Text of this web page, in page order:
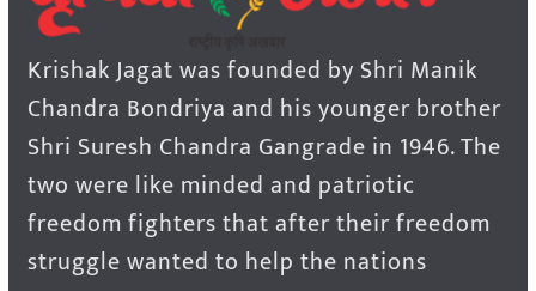
Krishak Jagat was founded by Shri Manik
Chandra Bondriya and his younger brother
Shri Suresh Chandra Gangrade in 1946. The
two were like minded and patriotic
freedom fighters that after their freedom
struggle wanted to help the nations